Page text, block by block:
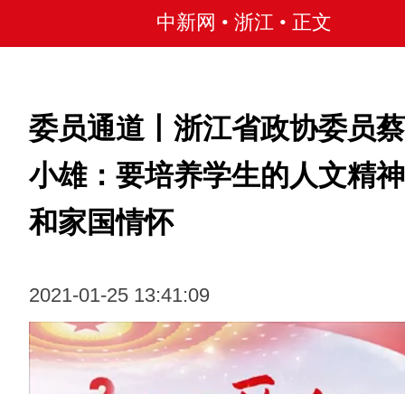
中新网 • 浙江 • 正文
委员通道丨浙江省政协委员蔡
小雄：要培养学生的人文精神
和家国情怀
2021-01-25 13:41:09